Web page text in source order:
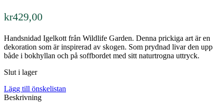
kr429,00
Handsnidad Igelkott från Wildlife Garden. Denna prickiga art är en
dekoration som är inspirerad av skogen. Som prydnad livar den upp
både i bokhyllan och på soffbordet med sitt naturtrogna uttryck.
Slut i lager
Lägg till önskelistan
Beskrivning